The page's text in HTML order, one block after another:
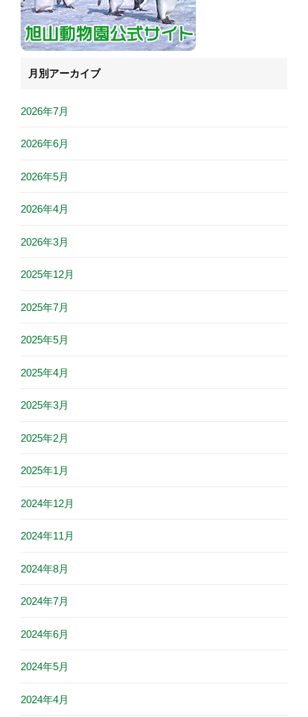
月別アーカイブ
2026年7月
2026年6月
2026年5月
2026年4月
2026年3月
2025年12月
2025年7月
2025年5月
2025年4月
2025年3月
2025年2月
2025年1月
2024年12月
2024年11月
2024年8月
2024年7月
2024年6月
2024年5月
2024年4月